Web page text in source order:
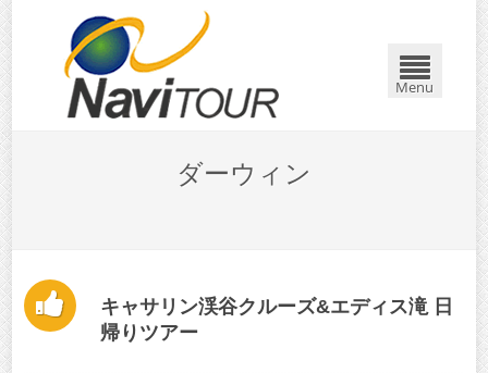
Menu
ダーウィン
キャサリン渓谷クルーズ&エディス滝 日
帰りツアー